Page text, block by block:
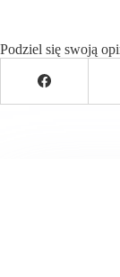
Podziel się swoją